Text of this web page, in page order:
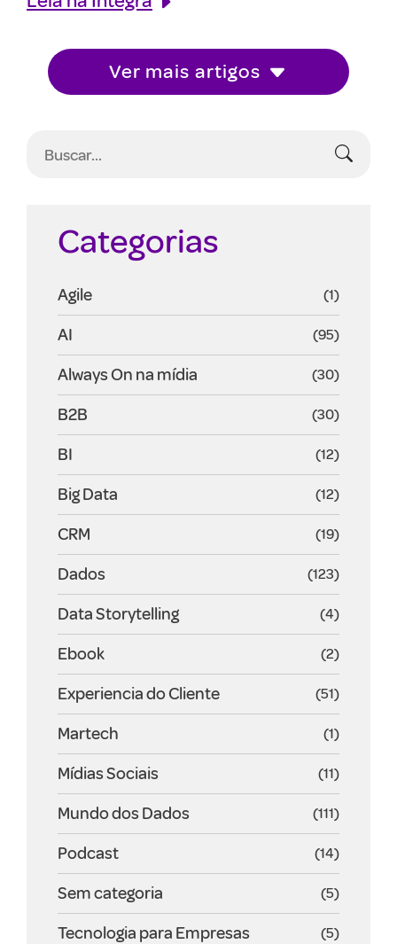
Ver mais artigos
Categorias
Agile (1)
AI (95)
Always On na mídia (30)
B2B (30)
BI (12)
Big Data (12)
CRM (19)
Dados (123)
Data Storytelling (4)
Ebook (2)
Experiencia do Cliente (51)
Martech (1)
Mídias Sociais (11)
Mundo dos Dados (111)
Podcast (14)
Sem categoria (5)
Tecnologia para Empresas (5)